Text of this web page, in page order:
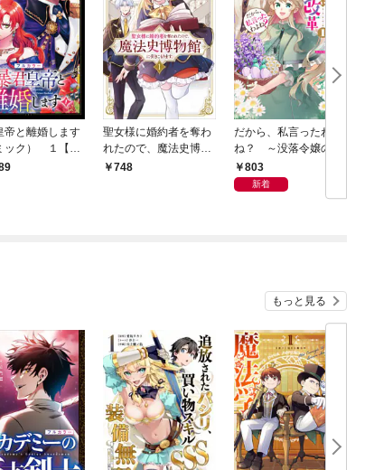
帝と離婚します
ック） １【フ
】
聖女様に婚約者を奪わ
れたので、魔法史博物
館に引きこもります。
748
だから、私言ったわよ
ね？ ～没落令嬢の案
外楽しい領地改革～
（コミック） １
803
新着
もっと見る